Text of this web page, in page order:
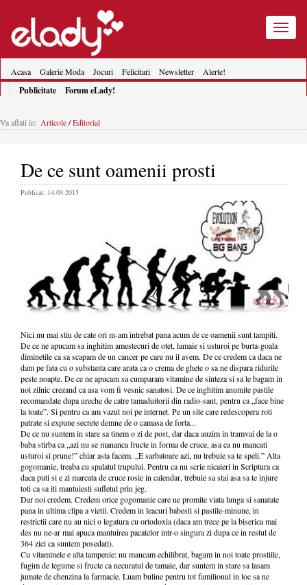
Toggle
Acasa Galerie Moda Jocuri Felicitari Newsletter Alerte!
Publicitate Forum eLady!
Va aflati in: Articole/Editorial
De ce sunt oamenii prosti
Publicat: 14.09.2015
Nici nu mai stiu de cate ori m-am intrebat pana acum de ce oamenii sunt tampiti.
De ce ne apucam sa inghitim amestecuri de otet, lamaie si usturoi pe burta-goala
diminetile ca sa scapam de un cancer pe care nu il avem. De ce credem ca daca ne
dam pe fata cu o substanta care arata ca o crema de ghete o sa ne dispara ridurile
peste noapte. De ce ne apucam sa cumparam vitamine de sinteza si sa le bagam in
noi zilnic crezand ca asa vom fi vesnic sanatosi. De ce inghitim anumite pastile
recomandate dupa ureche de catre tamaduitorii din radio-sant, pentru ca „face bine
la toate”. Si pentru ca am vazut noi pe internet. Pe un site care redescopera roti
patrate si expune secrete demne de o camasa de forta...
De ce nu suntem in stare sa tinem o zi de post, dar daca auzim in tramvai de la o
baba stirba ca „azi nu se mananca fructe in forma de cruce, asa ca nu mancati
usturoi si prune!” chiar asta facem. „E sarbatoare azi, nu trebuie sa te speli.” Alta
gogomanie, treaba cu spalatul trupului. Pentru ca nu scrie nicaieri in Scriptura ca
daca puti si e zi marcata de cruce rosie in calendar, trebuie sa stai asa sa te injure
toti ca sa iti mantuiesti sufletul prin jeg.
Dar noi credem. Credem orice gogomanie care ne promite viata lunga si sanatate
pana in ultima clipa a vietii. Credem in leacuri babesti si pastile-minune, in
restrictii care nu au nici o legatura cu ortodoxia (daca am trece pe la biserica mai
des nu ne-ar mai apuca mantuirea pacatelor intr-o singura zi dupa ce in restul de
364 zici ca suntem posedati).
Cu vitaminele e alta tampenie: nu mancam echilibrat, bagam in noi toate prostiile,
fugim de legume si fructe ca necuratul de tamaie, dar suntem in stare sa lasam
jumate de chenzina la farmacie. Luam buline pentru tot familionul in loc sa ne